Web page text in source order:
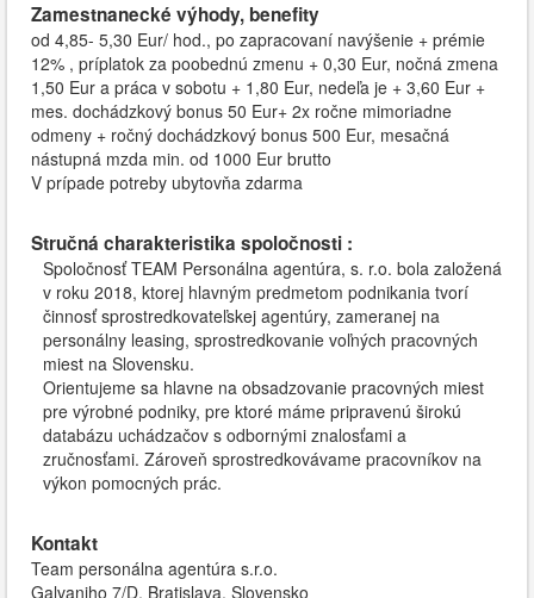
Zamestnanecké výhody, benefity
od 4,85- 5,30 Eur/ hod., po zapracovaní navýšenie + prémie
12% , príplatok za poobednú zmenu + 0,30 Eur, nočná zmena
1,50 Eur a práca v sobotu + 1,80 Eur, nedeľa je + 3,60 Eur +
mes. dochádzkový bonus 50 Eur+ 2x ročne mimoriadne
odmeny + ročný dochádzkový bonus 500 Eur, mesačná
nástupná mzda min. od 1000 Eur brutto
V prípade potreby ubytovňa zdarma
Stručná charakteristika spoločnosti :
Spoločnosť TEAM Personálna agentúra, s. r.o. bola založená
v roku 2018, ktorej hlavným predmetom podnikania tvorí
činnosť sprostredkovateľskej agentúry, zameranej na
personálny leasing, sprostredkovanie voľných pracovných
miest na Slovensku.
Orientujeme sa hlavne na obsadzovanie pracovných miest
pre výrobné podniky, pre ktoré máme pripravenú širokú
databázu uchádzačov s odbornými znalosťami a
zručnosťami. Zároveň sprostredkovávame pracovníkov na
výkon pomocných prác.
Kontakt
Team personálna agentúra s.r.o.
Galvaniho 7/D, Bratislava, Slovensko